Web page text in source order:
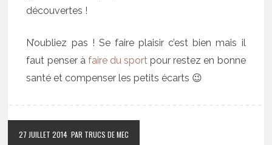
découvertes !
N’oubliez pas ! Se faire plaisir c’est bien mais il
faut penser à faire du sport pour restez en bonne
santé et compenser les petits écarts 😉
27 JUILLET 2014 PAR TRUCS DE MEC